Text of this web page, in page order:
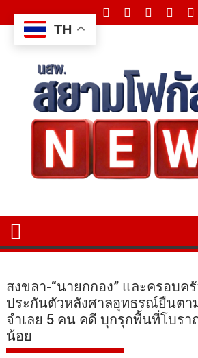
to
content
สงขลา-“นายกกอง” และครอบค
ประกันตัวหลังศาลอุทธรณ์ยืนต
จําเลย 5 คน คดี บุกรุกพื้นที่โบร
น้อย
TH